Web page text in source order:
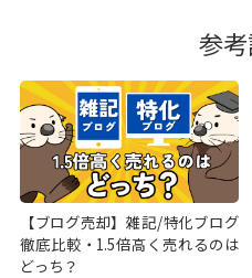
参
【ブログ売却】雑記/特化ブログ
徹底比較・1.5倍高く売れるのは
どっち？